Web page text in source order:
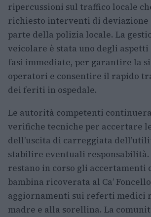
ripercussioni sul traffico locale
richiesto interventi di deviazione
parte della polizia locale. La
veicolare è stata uno degli
fasi immediate, per garantire la
operatori e consentire il rapido
dei feriti in ospedale.
Le autorità competenti
verifiche tecniche per accertare
dell’uscita di carreggiata
stabilire eventuali
restano in corso gli accertamenti
bambina ricoverata al Ca’
aggiornamenti sui referti medici
madre e alla sorellina. La